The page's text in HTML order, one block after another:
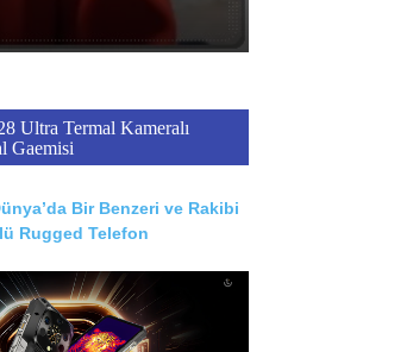
Ultra Termal Kameralı
Gaemisi
Bir Benzeri ve Rakibi
Rugged Telefon